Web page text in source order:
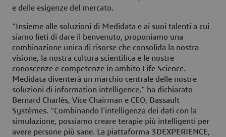
e delle esigenze del mercato.
"Insieme alle soluzioni di Medidata e ai suoi talenti a cui
siamo lieti di dare il benvenuto, proponiamo una
combinazione unica di risorse che consolida la nostra
visione, la nostra cultura scientifica e le nostre
conoscenze e competenze in ambito Life Science.
Medidata diventerà un marchio centrale delle nostre
soluzioni di information intelligence," ha dichiarato
Bernard Charlès, Vice Chairman e CEO, Dassault
Systèmes. "Combinando l'intelligenza dei dati con la
simulazione, possiamo creare terapie più intelligenti per
avere persone più sane. La piattaforma 3DEXPERIENCE,